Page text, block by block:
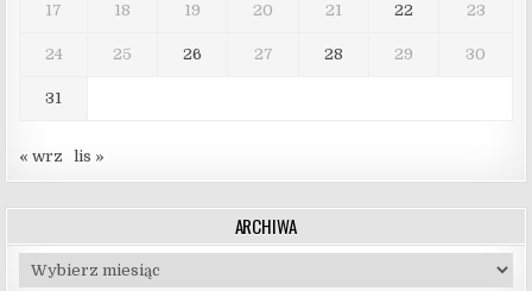
17 18 19 20 21 22 23
24 25 26 27 28 29 30
31
« wrz lis »
ARCHIWA
Archiwa